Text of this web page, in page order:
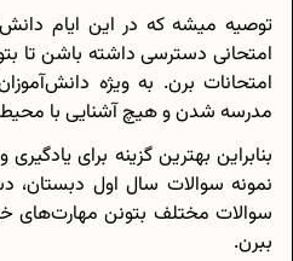
توصیه میشه که در این ایام
امتحانی دسترسی داشته باشن تا
امتحانات برن. به ویژه
مدرسه شدن و هیچ آشنایی با محیط
بنابراین بهترین گزینه برای
نمونه سوالات سال اول دبستان،
سوالات مختلف بتونن مهارت‌های
ببرن.